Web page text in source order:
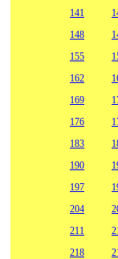
141
148
155
162
169
176
183
190
197
204
211
218